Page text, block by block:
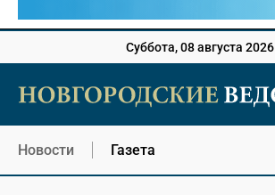
Суббота, 08 августа 2026
Новости Газета